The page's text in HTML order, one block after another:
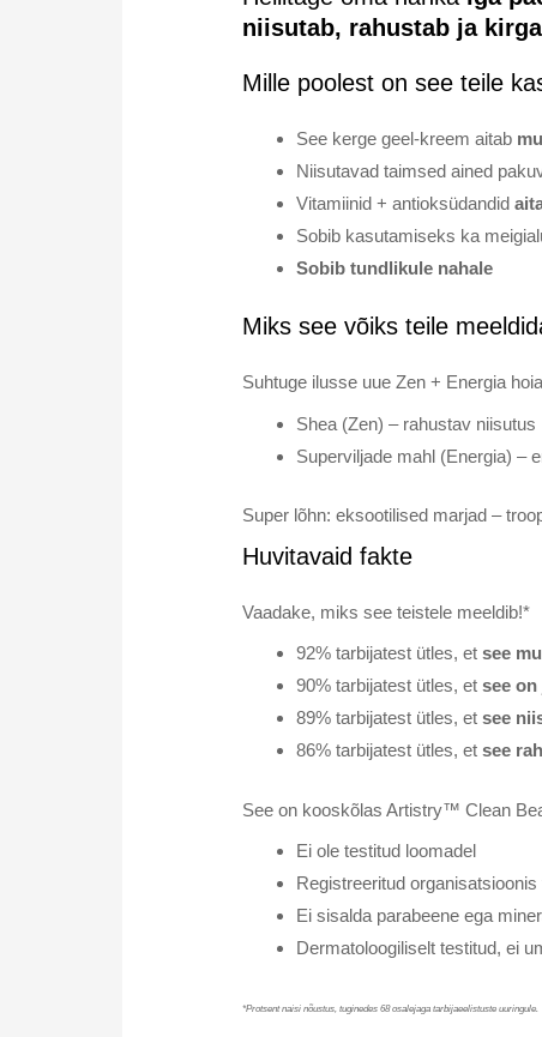
niisutab, rahustab ja
Mille poolest on see teile
See kerge geel-kreem aitab
Niisutavad taimsed ained
Vitamiinid + antioksüdandid
Sobib kasutamiseks ka
Sobib tundlikule nahale
Miks see võiks teile
Suhtuge ilusse uue Zen + Energia
Shea (Zen) – rahustav niisutus
Superviljade mahl (Energia) –
Super lõhn: eksootilised marjad –
Huvitavaid fakte
Vaadake, miks see teistele meeldib!*
92% tarbijatest ütles, etsee
90% tarbijatest ütles, etsee
89% tarbijatest ütles, etsee
86% tarbijatest ütles, etsee
See on kooskõlas Artistry™ Clean
Ei ole testitud loomadel
Registreeritud
Ei sisalda parabeene ega
Dermatoloogiliselt testitud, ei
*Protsent naisi nõustus, tuginedes 68 osalejaga tarbijaeelistuste uuringule.